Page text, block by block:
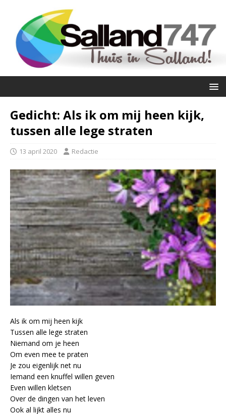
Gedicht: Als ik om mij heen kijk,
tussen alle lege straten
13 april 2020 Redactie
Als ik om mij heen kijk
Tussen alle lege straten
Niemand om je heen
Om even mee te praten
Je zou eigenlijk net nu
Iemand een knuffel willen geven
Even willen kletsen
Over de dingen van het leven
Ook al lijkt alles nu